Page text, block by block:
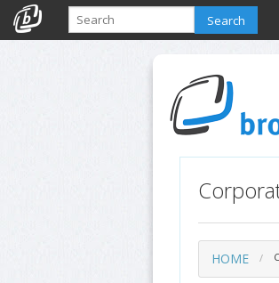
Search
HOME